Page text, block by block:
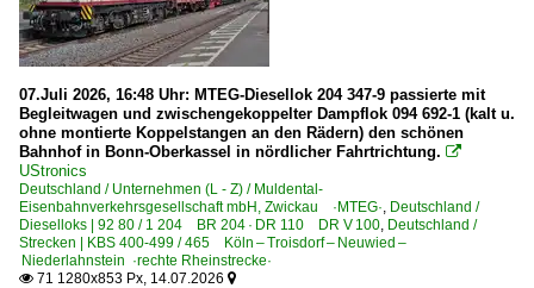
Unternehmen
Alpha Trains Belgium NV/SA
Crossrail Benelux N.V., Antwerpen ·XRAIL· bis 09.2025
Lineas Group SA/NV ·LNS· ab 04.2017 (ex Cobra)
Railtraxx BVBA, Borgerhout ·RTX·
Deutschland
2000
2002
2003
2005
2006
2008
2009
07.Juli 2026, 16:48 Uhr: MTEG-Diesellok 204 347-9 passierte mit
Begleitwagen und zwischengekoppelter Dampflok 094 692-1 (kalt u.
ohne montierte Koppelstangen an den Rädern) den schönen
Bahnhof in Bonn-Oberkassel in nördlicher Fahrtrichtung. 
UStronics
Deutschland / Unternehmen (L - Z) / Muldental-
Eisenbahnverkehrsgesellschaft mbH, Zwickau ·MTEG·, Deutschland /
Dieselloks | 92 80 / 1 204 BR 204 · DR 110 DR V 100, Deutschland /
Strecken | KBS 400-499 / 465 Köln – Troisdorf – Neuwied –
Niederlahnstein ·rechte Rheinstrecke·
 71 1280x853 Px, 14.07.2026 